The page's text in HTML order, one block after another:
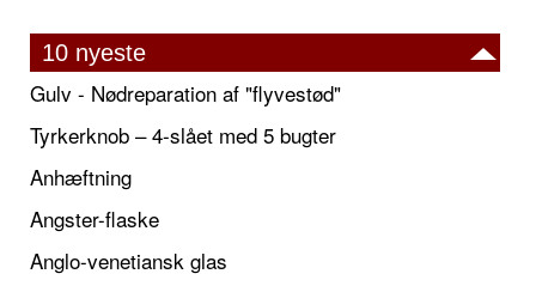
10 nyeste
Gulv - Nødreparation af "flyvestød"
Tyrkerknob – 4-slået med 5 bugter
Anhæftning
Angster-flaske
Anglo-venetiansk glas